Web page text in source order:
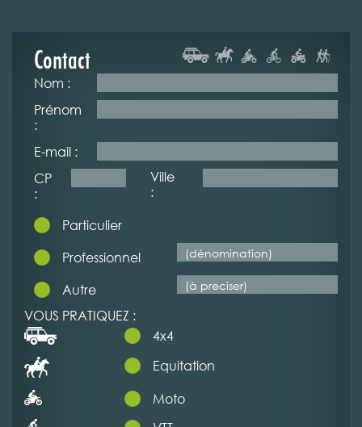
Contact
Nom :
Prénom
:
E-mail :
CP
:
Ville
:
Particulier
Professionnel
Autre
VOUS PRATIQUEZ :
4x4
Equitation
Moto